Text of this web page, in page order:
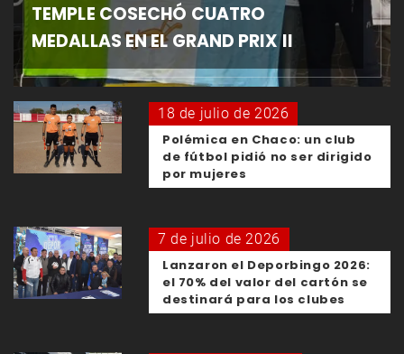
TEMPLE COSECHÓ CUATRO
MEDALLAS EN EL GRAND PRIX II
18 de julio de 2026
Polémica en Chaco: un club
de fútbol pidió no ser dirigido
por mujeres
7 de julio de 2026
Lanzaron el Deporbingo 2026:
el 70% del valor del cartón se
destinará para los clubes